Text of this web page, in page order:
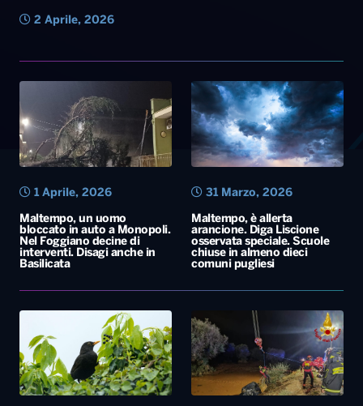
2 Aprile, 2026
Maltempo, un uomo
bloccato in auto a Monopoli.
Nel Foggiano decine di
interventi. Disagi anche in
Basilicata
1 Aprile, 2026
Maltempo, è allerta
arancione. Diga Liscione
osservata speciale. Scuole
chiuse in almeno dieci
comuni pugliesi
31 Marzo, 2026